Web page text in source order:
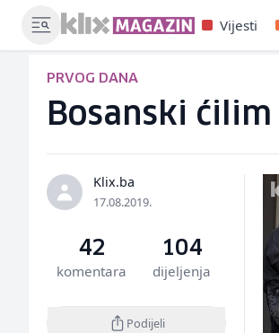
Vijesti
PRVOG DANA
Bosanski
Klix.ba
17.08.2019.
42
komentara
104
dijeljenja
Podijeli